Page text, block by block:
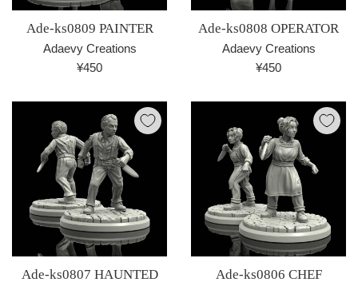
Ade-ks0809 PAINTER
Adaevy Creations
通
価
¥450
Ade-ks0808 OPERATOR
Adaevy Creations
通
価
¥450
Ade-ks0807 HAUNTED Ade-ks0806 CHEF